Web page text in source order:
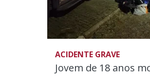
ACIDENTE GRAVE
Jovem de 18 anos